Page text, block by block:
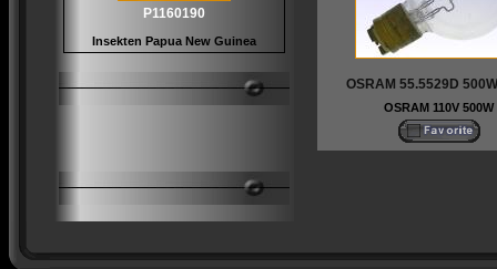
P1160190
Insekten Papua New Guinea
OSRAM 55.5529D
OSRAM 110V 500W